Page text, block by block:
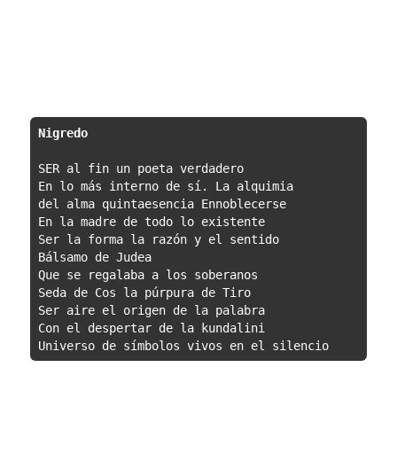
Nigredo
SER al fin un poeta verdadero
En lo más interno de sí. La alquimia
del alma quintaesencia Ennoblecerse
En la madre de todo lo existente
Ser la forma la razón y el sentido
Bálsamo de Judea
Que se regalaba a los soberanos
Seda de Cos la púrpura de Tiro
Ser aire el origen de la palabra
Con el despertar de la kundalini
Universo de símbolos vivos en el silencio